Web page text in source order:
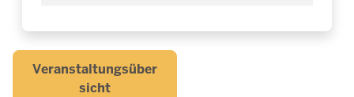
Veranstaltungsüber
sicht